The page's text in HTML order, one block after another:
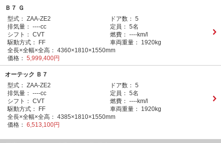
Ｂ７ Ｇ
型式： ZAA-ZE2 ドア数： 5
排気量： ----cc 定員： 5名
シフト： CVT 燃費： ----km/l
駆動方式：
FF 車両重量：
1920kg
全長×全幅×全高： 4360×1810×1550mm
価格： 5,999,400円
オーテック Ｂ７
型式： ZAA-ZE2 ドア数： 5
排気量： ----cc 定員： 5名
シフト： CVT 燃費： ----km/l
駆動方式：
FF 車両重量：
1920kg
全長×全幅×全高： 4385×1810×1550mm
価格： 6,513,100円